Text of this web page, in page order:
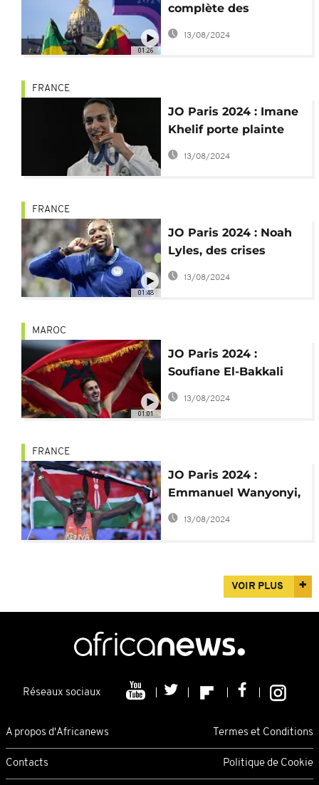
01:26
complète des
médailles africaines
13/08/2024
FRANCE
JO Paris 2024 : Imane
Khelif porte plainte
pour harcèlement en
ligne
13/08/2024
01:48
FRANCE
JO Paris 2024 : Noah
Lyles, des crises
d'asthme à l'or sur 100
13/08/2024
01:01
MAROC
JO Paris 2024 :
Soufiane El-Bakkali
accueilli en héros au
13/08/2024
FRANCE
JO Paris 2024 :
Emmanuel Wanyonyi,
le plus jeune
13/08/2024
VOIR PLUS
Réseaux sociaux
A propos d'Africanews Termes et Conditions
Contacts Politique de Cookie